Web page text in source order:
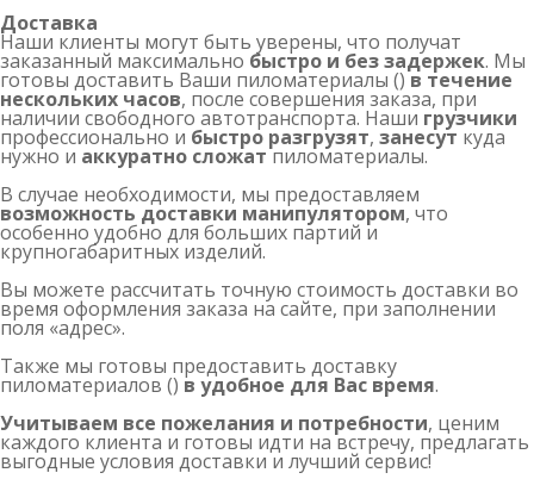
Доставка
Наши клиенты могут быть уверены, что получат
заказанный максимально быстро и без задержек. Мы
готовы доставить Ваши пиломатериалы ()в течение
нескольких часов, после совершения заказа, при
наличии свободного автотранспорта. Наши грузчики
профессионально и быстро разгрузят, занесут куда
нужно и аккуратно сложатпиломатериалы.
В случае необходимости, мы предоставляем
возможность доставки манипулятором, что
особенно удобно для больших партий и
крупногабаритных изделий.
Вы можете рассчитать точную стоимость доставки во
время оформления заказа на сайте, при заполнении
поля «адрес».
Также мы готовы предоставить доставку
пиломатериалов () в удобное для Вас время.
Учитываем все пожелания и потребности, ценим
каждого клиента и готовы идти на встречу, предлагать
выгодные условия доставки и лучший сервис!